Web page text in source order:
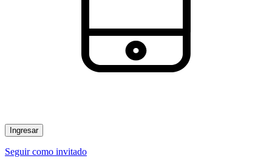
Ingresar
Seguir como invitado